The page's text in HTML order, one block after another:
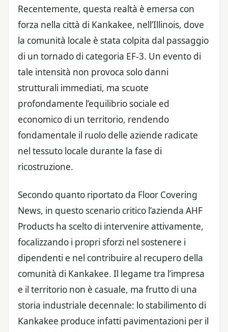
Recentemente, questa realtà è emersa con
forza nella città di Kankakee, nell’Illinois, dove
la comunità locale è stata colpita dal passaggio
di un tornado di categoria EF-3. Un evento di
tale intensità non provoca solo danni
strutturali immediati, ma scuote
profondamente l’equilibrio sociale ed
economico di un territorio, rendendo
fondamentale il ruolo delle aziende radicate
nel tessuto locale durante la fase di
ricostruzione.
Secondo quanto riportato da Floor Covering
News, in questo scenario critico l’azienda AHF
Products ha scelto di intervenire attivamente,
focalizzando i propri sforzi nel sostenere i
dipendenti e nel contribuire al recupero della
comunità di Kankakee. Il legame tra l’impresa
e il territorio non è casuale, ma frutto di una
storia industriale decennale: lo stabilimento di
Kankakee produce infatti pavimentazioni per il